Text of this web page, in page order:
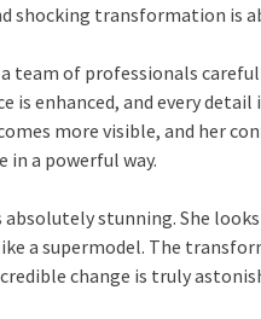
shocking transformation is
team of professionals
is enhanced, and every
more visible, and her
in a powerful way.
absolutely stunning. She
a supermodel. The
change is truly